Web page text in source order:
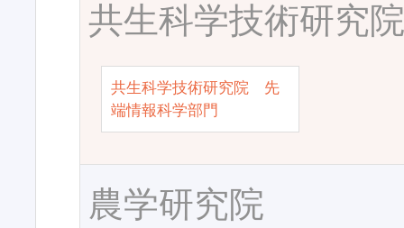
共生科学技術研究
共生科学技術研究院 先
端情報科学部門
農学研究院